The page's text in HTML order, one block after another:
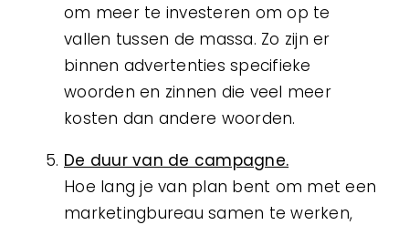
om meer te investeren om op te
vallen tussen de massa. Zo zijn er
binnen advertenties specifieke
woorden en zinnen die veel meer
kosten dan andere woorden.
De duur van de campagne.
Hoe lang je van plan bent om met een
marketingbureau samen te werken,